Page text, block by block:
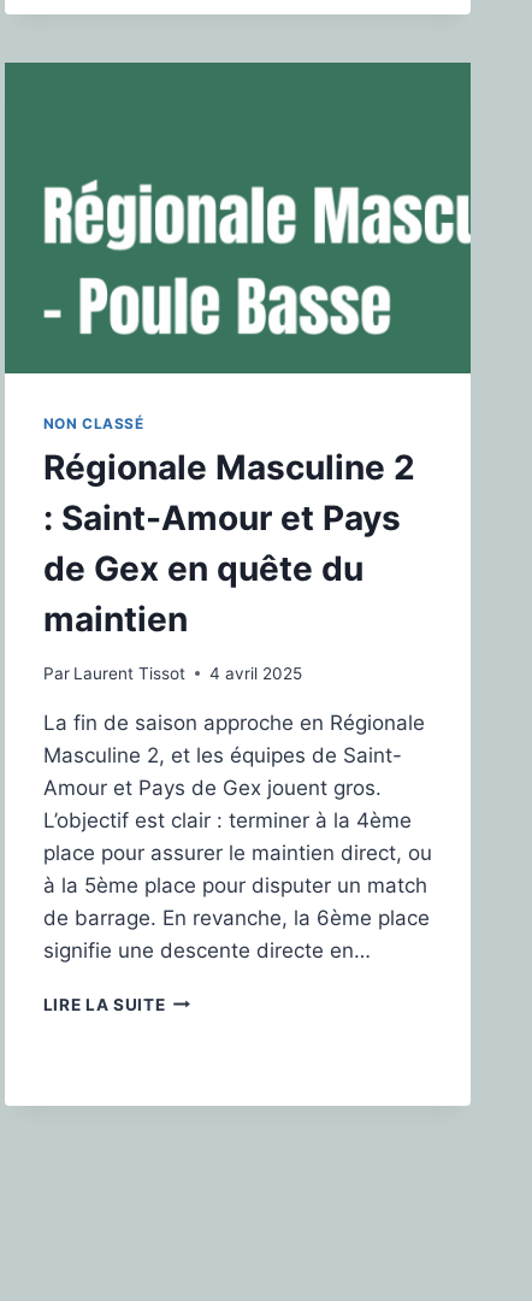
NON CLASSÉ
Régionale Masculine 2
: Saint-Amour et Pays
de Gex en quête du
maintien
Par Laurent Tissot 4 avril 2025
La fin de saison approche en Régionale
Masculine 2, et les équipes de Saint-
Amour et Pays de Gex jouent gros.
L’objectif est clair : terminer à la 4ème
place pour assurer le maintien direct, ou
à la 5ème place pour disputer un match
de barrage. En revanche, la 6ème place
signifie une descente directe en…
LIRE LA SUITE